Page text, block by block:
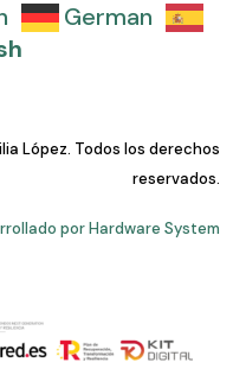
German
López. Todos los derechos
reservados.
por Hardware System